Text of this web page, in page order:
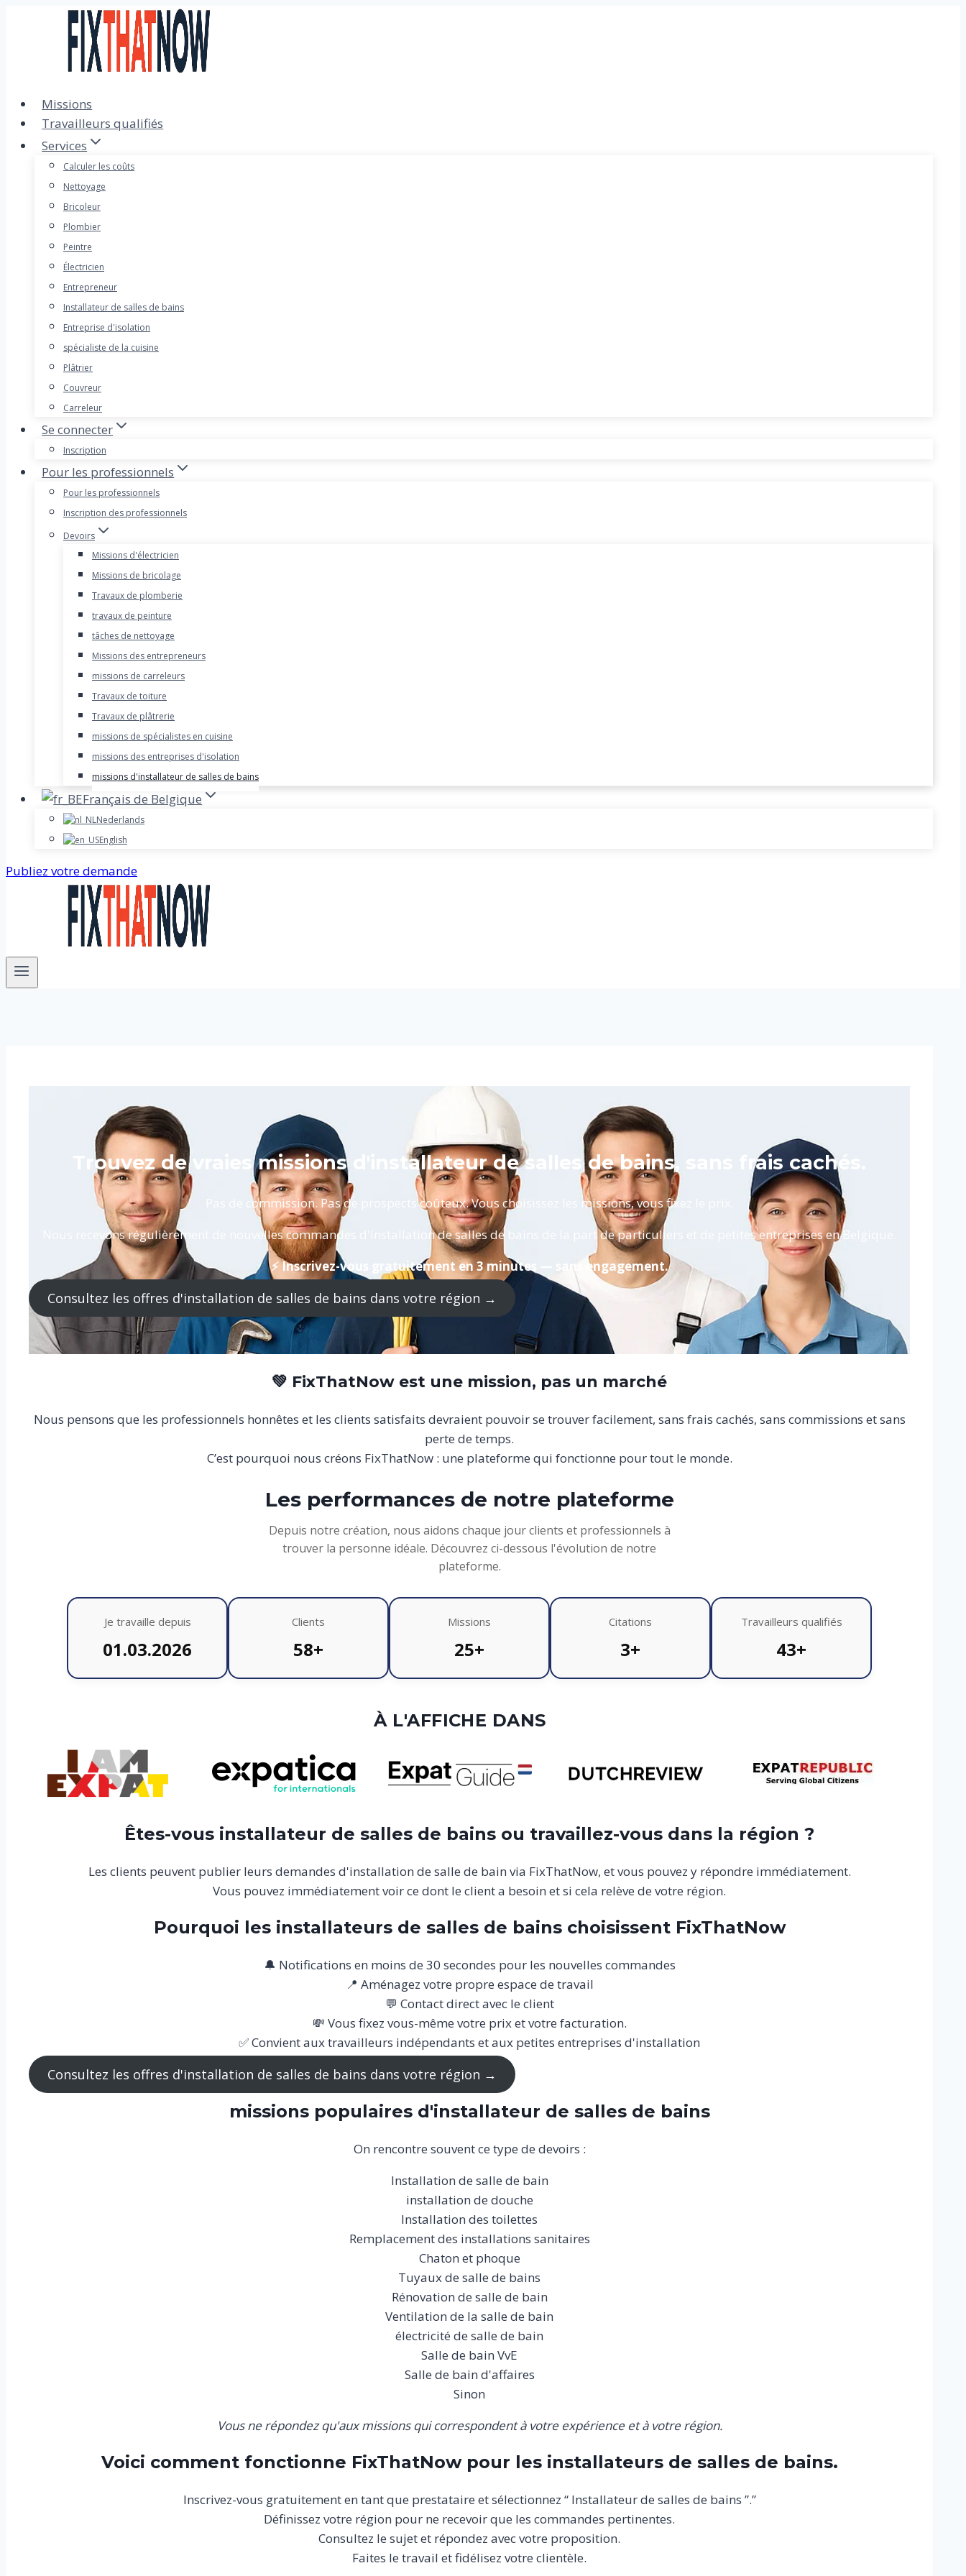
Missions
Travailleurs qualifiés
Services
Calculer les coûts
Nettoyage
Bricoleur
Plombier
Peintre
Électricien
Entrepreneur
Installateur de salles de bains
Entreprise d'isolation
spécialiste de la cuisine
Plâtrier
Couvreur
Carreleur
Se connecter
Inscription
Pour les professionnels
Pour les professionnels
Inscription des professionnels
Devoirs
Missions d'électricien
Missions de bricolage
Travaux de plomberie
travaux de peinture
tâches de nettoyage
Missions des entrepreneurs
missions de carreleurs
Travaux de toiture
Travaux de plâtrerie
missions de spécialistes en cuisine
missions des entreprises d'isolation
missions d'installateur de salles de bains
Français de Belgique
Nederlands
English
Publiez votre demande
Trouvez de vraies missions d'installateur de salles de bains, sans frais cachés.
Pas de commission. Pas de prospects coûteux. Vous choisissez les missions, vous fixez le prix.
Nous recevons régulièrement de nouvelles commandes d'installation de salles de bains de la part de particuliers et de petites entreprises en Belgique.
⚡ Inscrivez-vous gratuitement en 3 minutes — sans engagement.
Consultez les offres d'installation de salles de bains dans votre région →
💚 FixThatNow est une mission, pas un marché
Nous pensons que les professionnels honnêtes et les clients satisfaits devraient pouvoir se trouver facilement, sans frais cachés, sans commissions et sans
perte de temps.
C’est pourquoi nous créons FixThatNow : une plateforme qui fonctionne pour tout le monde.
Les performances de notre plateforme
Depuis notre création, nous aidons chaque jour clients et professionnels à
trouver la personne idéale. Découvrez ci-dessous l'évolution de notre
plateforme.
Je travaille depuis
01.03.2026
Clients
58+
Missions
25+
Citations
3+
Travailleurs qualifiés
43+
À L'AFFICHE DANS
Êtes-vous installateur de salles de bains ou travaillez-vous dans la région ?
Les clients peuvent publier leurs demandes d'installation de salle de bain via FixThatNow, et vous pouvez y répondre immédiatement.
Vous pouvez immédiatement voir ce dont le client a besoin et si cela relève de votre région.
Pourquoi les installateurs de salles de bains choisissent FixThatNow
🔔 Notifications en moins de 30 secondes pour les nouvelles commandes
📍 Aménagez votre propre espace de travail
💬 Contact direct avec le client
💸 Vous fixez vous-même votre prix et votre facturation.
✅ Convient aux travailleurs indépendants et aux petites entreprises d'installation
Consultez les offres d'installation de salles de bains dans votre région →
missions populaires d'installateur de salles de bains
On rencontre souvent ce type de devoirs :
Installation de salle de bain
installation de douche
Installation des toilettes
Remplacement des installations sanitaires
Chaton et phoque
Tuyaux de salle de bains
Rénovation de salle de bain
Ventilation de la salle de bain
électricité de salle de bain
Salle de bain VvE
Salle de bain d'affaires
Sinon
Vous ne répondez qu'aux missions qui correspondent à votre expérience et à votre région.
Voici comment fonctionne FixThatNow pour les installateurs de salles de bains.
Inscrivez-vous gratuitement en tant que prestataire et sélectionnez “ Installateur de salles de bains ”.”
Définissez votre région pour ne recevoir que les commandes pertinentes.
Consultez le sujet et répondez avec votre proposition.
Faites le travail et fidélisez votre clientèle.